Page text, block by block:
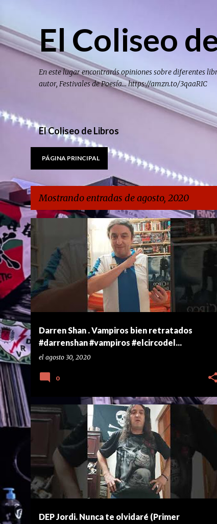
El Coliseo
En este lugar encontrarás opiniones sobre diferentes
autor, Festivales de Poesía... https://amzn.to/3qaaRIC
El Coliseo de Libros
PÁGINA PRINCIPAL
Mostrando entradas de agosto, 2020
E
n
t
a
d
Darren Shan . Vampiros bien retratados
#darrenshan #vampiros #elcircodel...
el agosto 30, 2020
0
DEP Jordi. Nunca te olvidaré (Primer